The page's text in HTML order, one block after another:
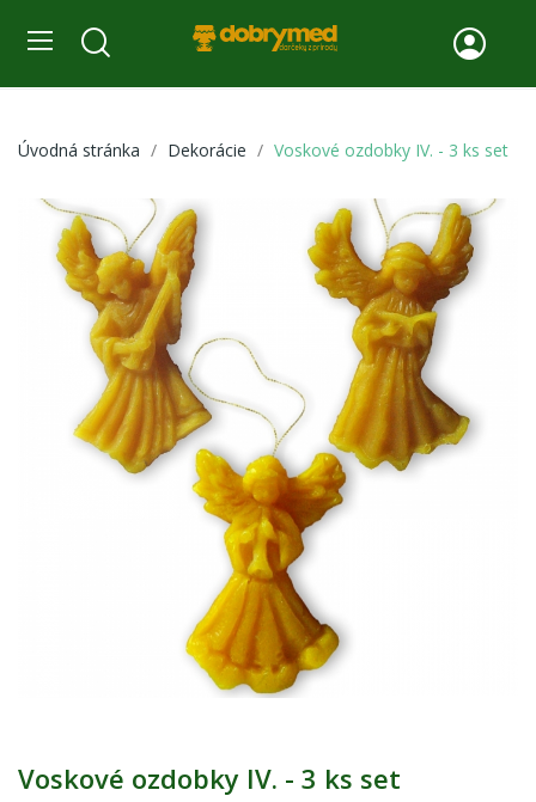
Úvodná stránka Dekorácie Voskové ozdobky IV. - 3 ks set
Voskové ozdobky IV. - 3 ks set